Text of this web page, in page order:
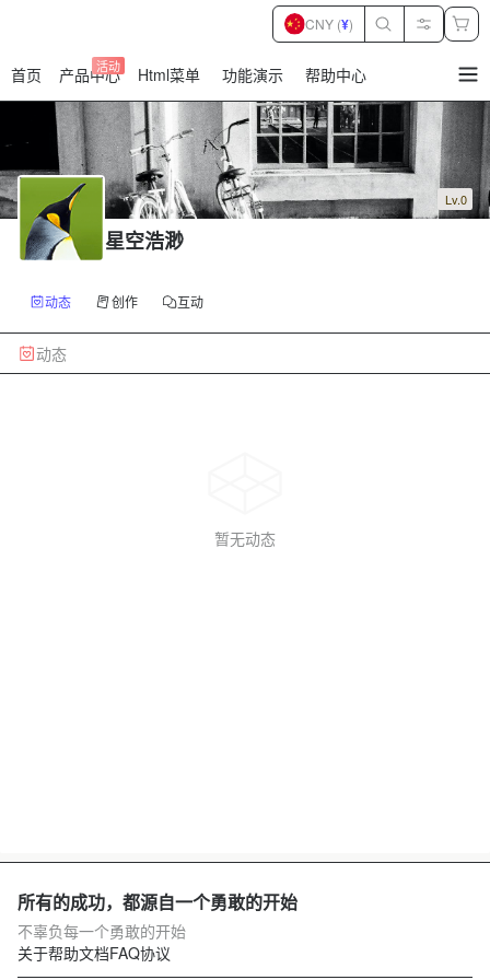
首页 产品中心
活动 Html菜单 功能演示 帮助中心
CNY (¥)
Lv.0
星空浩渺
动态 创作 互动
动态
暂无动态
所有的成功，都源自一个勇敢的开始
不辜负每一个勇敢的开始
关于帮助文档FAQ协议